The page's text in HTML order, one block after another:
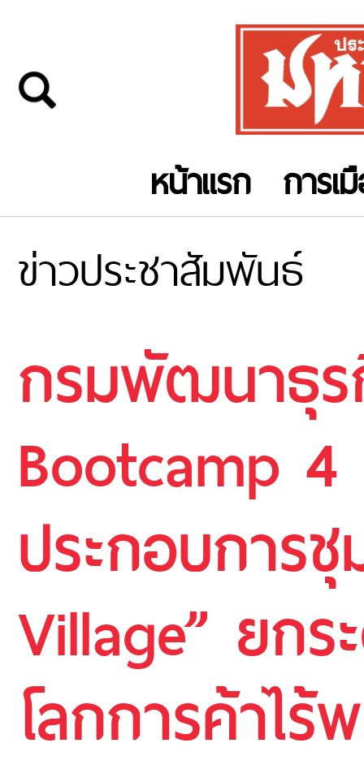
หน้าแรก การเ
ข่าวประชาสัมพันธ์
กรมพัฒนาธุร
Bootcamp
ประกอบการ
Village” ยก
โลกการค้าไร้